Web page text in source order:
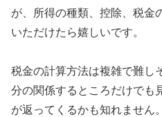
が、所得の種類、控除、税金
いただけたら嬉しいです。
税金の計算方法は複雑で難
分の関係するところだけでも
が返ってくるかも知れません。